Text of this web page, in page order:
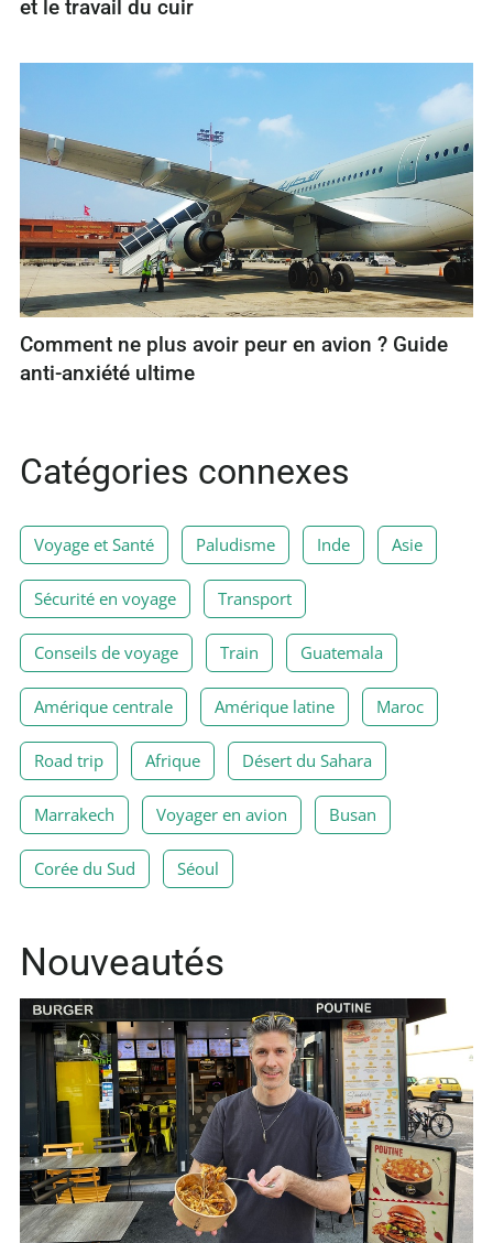
et le travail du cuir
Comment ne plus avoir peur en avion ? Guide
anti-anxiété ultime
Catégories connexes
Voyage et Santé Paludisme Inde Asie
Sécurité en voyage Transport
Conseils de voyage Train Guatemala
Amérique centrale Amérique latine Maroc
Road trip Afrique Désert du Sahara
Marrakech Voyager en avion Busan
Corée du Sud Séoul
Nouveautés